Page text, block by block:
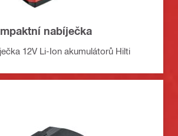
nabíječka
12V Li-Ion akumulátorů Hilti